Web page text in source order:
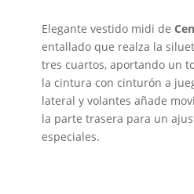
Elegante vestido midi de
entallado que realza la
tres cuartos, aportando un
la cintura con cinturón a
lateral y volantes añade
la parte trasera para un
especiales.